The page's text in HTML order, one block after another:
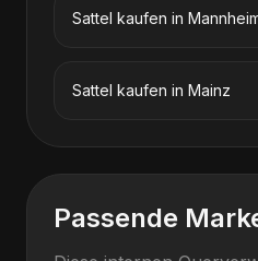
Sattel kaufen in
Sattel kaufen in Mainz
Passende